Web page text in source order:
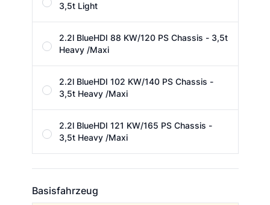
3,5t Light
2.2l BlueHDI 88 KW/120 PS Chassis - 3,5t
Heavy /Maxi
2.2l BlueHDI 102 KW/140 PS Chassis -
3,5t Heavy /Maxi
2.2l BlueHDI 121 KW/165 PS Chassis -
3,5t Heavy /Maxi
Basisfahrzeug